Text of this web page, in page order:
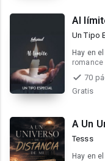
Al
Un Tipo
Hay en
70
Gratis
A Un
Tesss
Hay en